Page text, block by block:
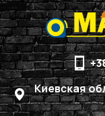
Киевская